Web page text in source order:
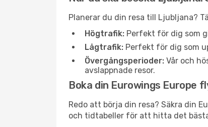
Planerar du din resa till Ljubljana?
Högtrafik: Perfekt för dig som
Lågtrafik: Perfekt för dig som
Övergångsperioder: Vår och
avslappnade resor.
Boka din Eurowings Europe
Redo att börja din resa? Säkra din
och tidtabeller för att hitta det